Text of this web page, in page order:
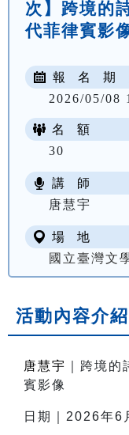
次】跨境的
代菲律賓影
報 名 期
2026/05/08
名 額
30
講 師
唐慧宇
場 地
國立臺灣文
活動內容介紹
唐慧宇
｜跨境
賓影像
日期｜2026年6